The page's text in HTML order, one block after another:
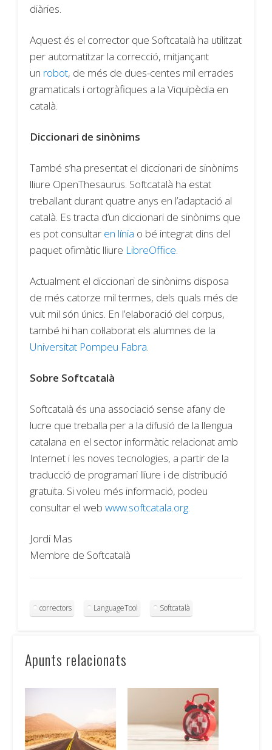
diàries.
Aquest és el corrector que Softcatalà ha utilitzat
per automatitzar la correcció, mitjançant
un robot, de més de dues-centes mil errades
gramaticals i ortogràfiques a la Viquipèdia en
català.
Diccionari de sinònims
També s’ha presentat el diccionari de sinònims
lliure OpenThesaurus. Softcatalà ha estat
treballant durant quatre anys en l’adaptació al
català. Es tracta d’un diccionari de sinònims que
es pot consultar en línia o bé integrat dins del
paquet ofimàtic lliure LibreOffice.
Actualment el diccionari de sinònims disposa
de més catorze mil termes, dels quals més de
vuit mil són únics. En l’elaboració del corpus,
també hi han col·laborat els alumnes de la
Universitat Pompeu Fabra.
Sobre Softcatalà
Softcatalà és una associació sense afany de
lucre que treballa per a la difusió de la llengua
catalana en el sector informàtic relacionat amb
Internet i les noves tecnologies, a partir de la
traducció de programari lliure i de distribució
gratuïta. Si voleu més informació, podeu
consultar el web www.softcatala.org.
Jordi Mas
Membre de Softcatalà
correctors LanguageTool Softcatalà
Apunts relacionats